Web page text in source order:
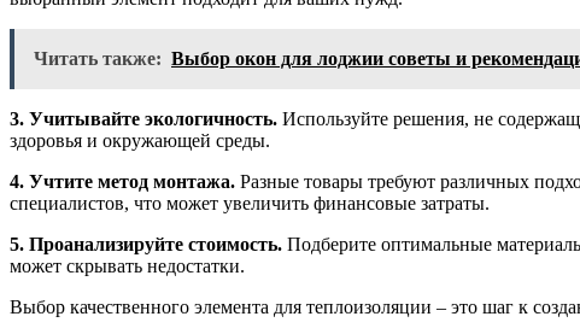
Читать также: Выбор окон для лоджии советы и
3. Учитывайте экологичность. Используйте решения, не
здоровья и окружающей среды.
4. Учтите метод монтажа. Разные товары требуют различных
специалистов, что может увеличить финансовые затраты.
5. Проанализируйте стоимость. Подберите оптимальные
может скрывать недостатки.
Выбор качественного элемента для теплоизоляции – это шаг к